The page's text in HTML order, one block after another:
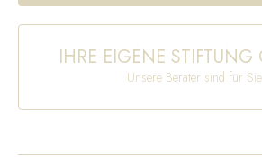
IHRE EIGENE STIFTUNG
Unsere Berater sind für